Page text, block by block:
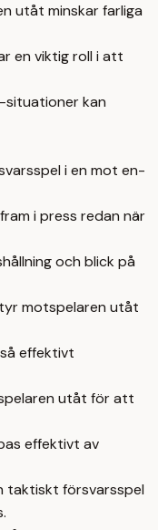
utåt minskar farliga
en viktig roll i att
situationer kan
i en mot en-
i press redan när
och blick på
motspelaren utåt
effektivt
utåt för att
effektivt av
taktiskt försvarsspel